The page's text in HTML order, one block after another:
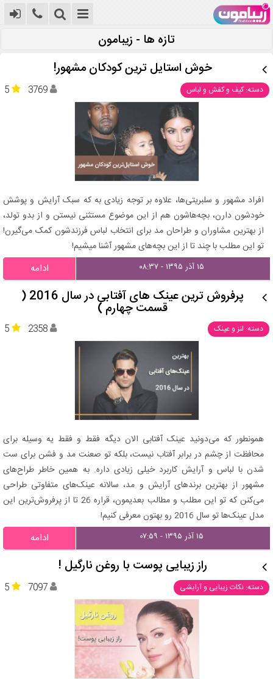
تازه ها - زیبامون
خوش استایل ترین کودکان مشهور!
دسته: کیف و کفش و لباس 5 3769
افراد مشهور و سلبریتی‌ها، علاوه بر توجه زیادی به که سبک آرایش و پوشش
خودشون دارن، بچه‌هاشون هم از این موضوع مستثنی نیستن و از بدو تولد،
از بهترین مشاوران و طراحان مد برای انتخاب لباس فرزندشون کمک می‌گیرن!
تو این مطلب با چند تا از این بچه‌های مشهور آشنا میشیم!
۱۵ آذر ۱۳۹۵ - ۰۸:۳۷ ادامه
پرفروش ترین عینک های آفتابی در سال 2016 (
قسمت چهارم )
دسته: لنز و عینک 5 2358
همونطور که می‌دونید عینک آفتابی الان دیگه فقط و فقط یه وسیله برای
محافظت از چشم در برابر آفتاب نیست، بلکه تو صعنت مد و فشن برای ست
شدن با لباس و آرایش کاربرد خیلی زیادی داره. به همین خاطر طراح‌های
مشهور از بهترین برندهای آرایش و مد، سالانه عینک‌های متفاوتی طراحی
می‌کنن که تو این مطلب و مطالب بعدیمون، قراره 26 تا از پرفروش‌ترین این
مدل عینک‌ها تو سال 2016 رو بهتون معرفی کنیم!
۱۵ آذر ۱۳۹۵ - ۰۷:۵۹ ادامه
راز زیبایی پوست با روغن نارگیل !
دسته: نکات زیبایی و آرایشی 5 7097